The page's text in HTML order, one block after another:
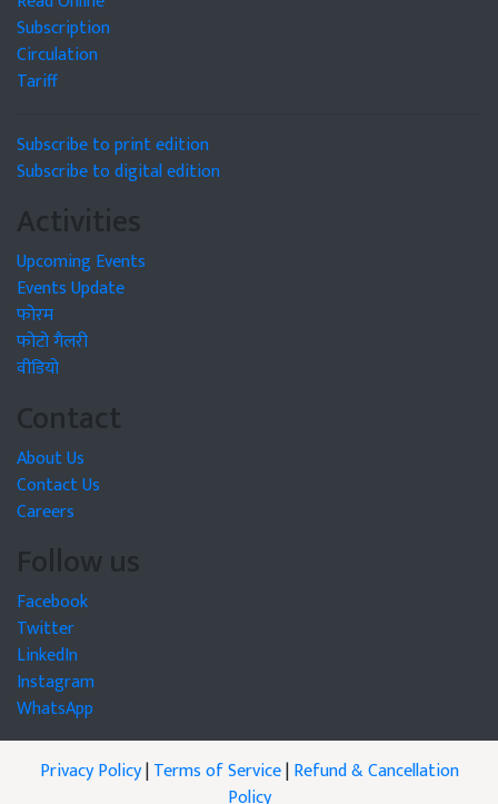
Subscription
Circulation
Tariff
Subscribe to print edition
Subscribe to digital edition
Activities
Upcoming Events
Events Update
फोरम
फोटो गैलरी
वीडियो
Contact
About Us
Contact Us
Careers
Follow us
Facebook
Twitter
LinkedIn
Instagram
WhatsApp
Privacy Policy|Terms of Service|Refund & Cancellation
Policy